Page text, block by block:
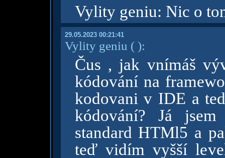
Vylity geniu: Nic o
29.05.2023 00:21:41
Vylity geniu ( ):
Čus , jak vnímáš
kódování na
kodovani v IDE a
kódování? Já
standard HTMl5 a
teď vidím vyšší